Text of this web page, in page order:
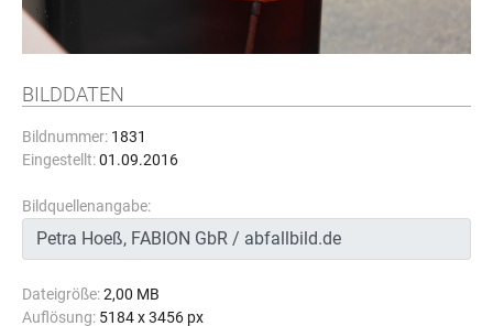
BILDDATEN
Bildnummer: 1831
Eingestellt:01.09.2016
Bildquellenangabe:
Dateigröße:2,00 MB
Auflösung: 5184 x 3456 px